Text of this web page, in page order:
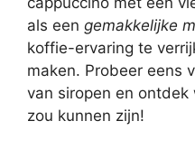
als een gemakkelijke
koffie-ervaring te
maken. Probeer eens
van siropen en
zou kunnen zijn!